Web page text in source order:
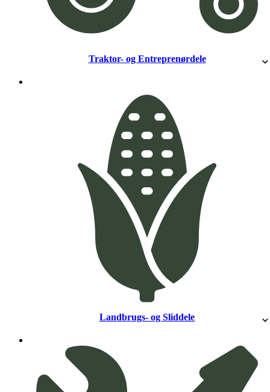
Traktor- og Entreprenørdele
Landbrugs- og Sliddele